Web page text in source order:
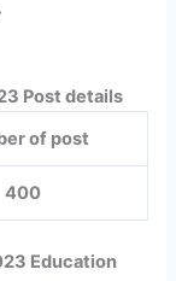
Post details
of post
400
Education